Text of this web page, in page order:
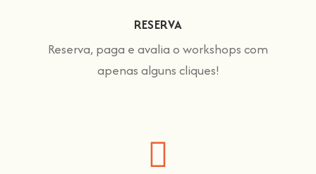
RESERVA
Reserva, paga e avalia o workshops com
apenas alguns cliques!